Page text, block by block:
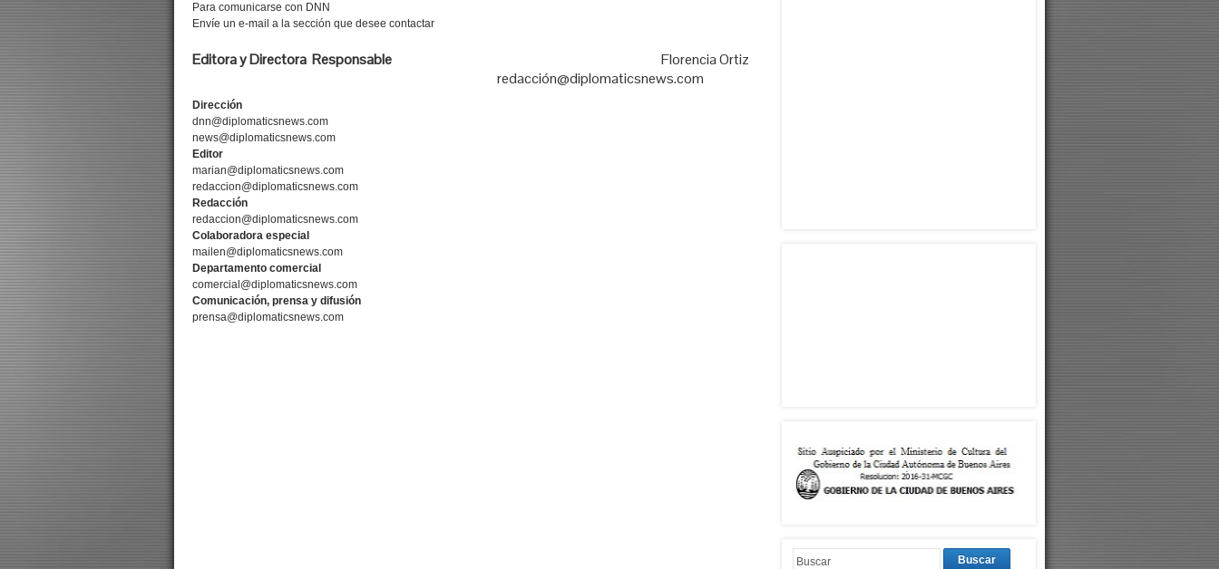
Para comunicarse con DNN
Envíe un e-mail a la sección que desee contactar
Editora y Directora Responsable Florencia Ortiz
redacción@diplomaticsnews.com
Dirección
dnn@diplomaticsnews.com
news@diplomaticsnews.com
Editor
marian@diplomaticsnews.com
redaccion@diplomaticsnews.com
Redacción
redaccion@diplomaticsnews.com
Colaboradora especial
mailen@diplomaticsnews.com
Departamento comercial
comercial@diplomaticsnews.com
Comunicación, prensa y difusión
prensa@diplomaticsnews.com
Buscar